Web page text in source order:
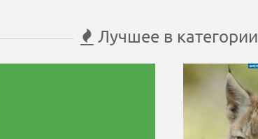
Лучшее в категории